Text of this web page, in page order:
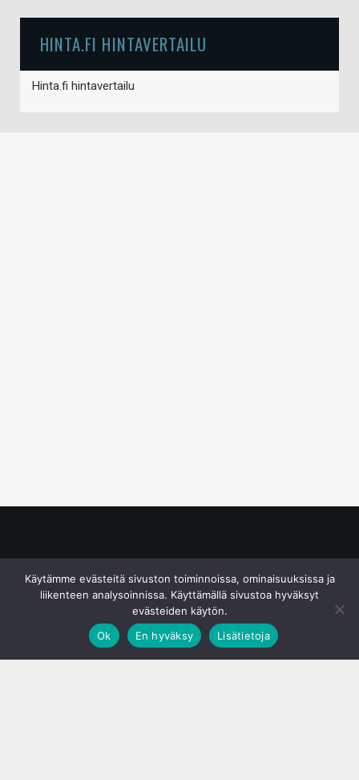
HINTA.FI HINTAVERTAILU
Hinta.fi hintavertailu
Käytämme evästeitä sivuston toiminnoissa, ominaisuuksissa ja
liikenteen analysoinnissa. Käyttämällä sivustoa hyväksyt
evästeiden käytön.
Ok
En hyväksy Lisätietoja